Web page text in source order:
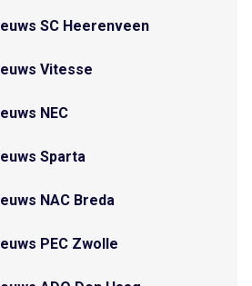
SC Heerenveen
Vitesse
NEC
Sparta
NAC Breda
PEC Zwolle